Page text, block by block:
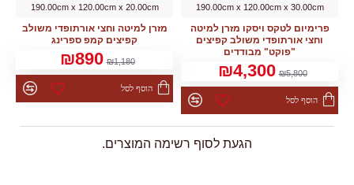
190.00cm x 120.00cm x 30.00cm
פרימיום לטקס ויסקו מזרן למיטה
וחצי אורתופדי משולב קפיצים
"פוקט" מבודדים
₪5,800
₪4,300
הוסף לסל
190.00cm x 120.00cm x 20.00cm
מזרן למיטה וחצי אורתופדי משולב
קפיצים קמפ ספרינג
₪1,180
₪890
הוסף לסל
הגעת לסוף רשימה המוצרים.